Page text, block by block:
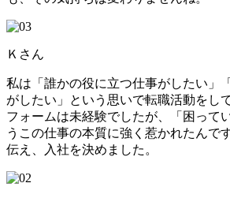
Ｋさん
私は「誰かの役に立つ仕事がしたい」
がしたい」という思いで転職活動をし
フォームは未経験でしたが、「困って
うこの仕事の本質に強く惹かれたんで
伝え、入社を決めました。